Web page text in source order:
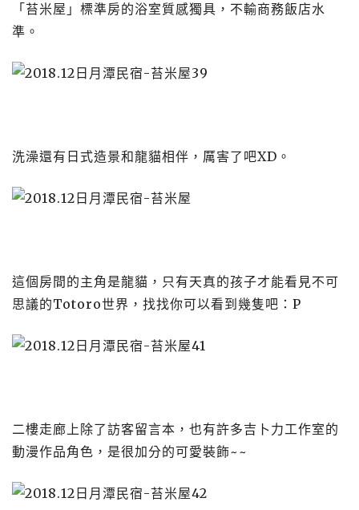
「苔米屋」標準房的浴室質感獨具，不輸商務飯店水
準。
洗澡還有日式造景和龍貓相伴，厲害了吧XD。
這個房間的主角是龍貓，只有天真的孩子才能看見不可
思議的Totoro世界，找找你可以看到幾隻吧：P
二樓走廊上除了訪客留言本，也有許多吉卜力工作室的
動漫作品角色，是很加分的可愛裝飾~~